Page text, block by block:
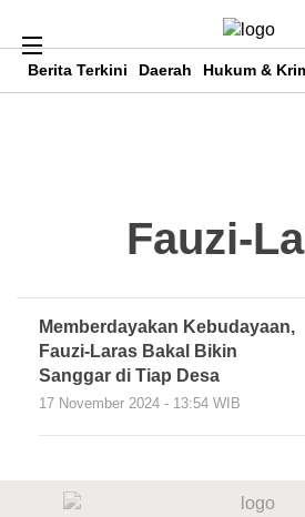
Berita Terkini Daerah Hukum &
Fauzi-
Memberdayakan Kebudayaan,
Fauzi-Laras Bakal Bikin
Sanggar di Tiap Desa
17 November 2024 - 13:54 WIB